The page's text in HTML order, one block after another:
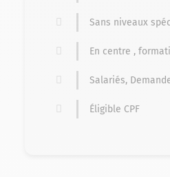
Sans niveaux
En centre ,
Salariés,
Éligible CPF